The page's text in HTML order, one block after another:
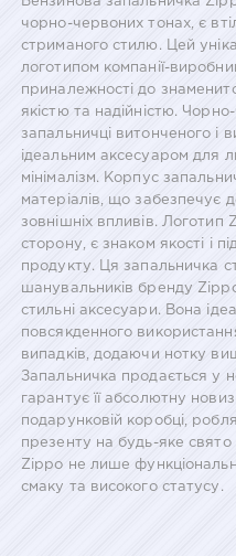
чорно-червоних тонах, є
стриманого стилю. Цей
логотипом компанії-
приналежності до
якістю та надійністю.
запальничці витонченого і
ідеальним аксесуаром для
мінімалізм. Корпус
матеріалів, що забезпечує
зовнішніх впливів.
сторону, є знаком якості і
продукту. Ця запальничка
шанувальників бренду Zippo
стильні аксесуари. Вона
повсякденного
випадків, додаючи нотку
Запальничка продається у
гарантує її абсолютну
подарунковій коробці,
презенту на будь-яке
Zippo не лише
смаку та високого статусу.